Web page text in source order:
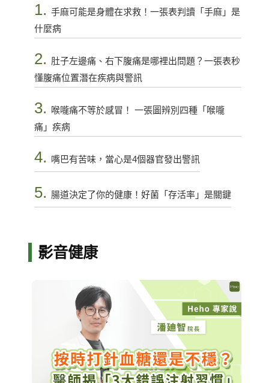
1. 手麻可能是身體在求救！一張表判讀「手麻」是
什麼病
2. 肚子左邊痛、右下腹痛是哪裡出問題？一張表秒
懂腹痛位置潛在疾病與警訊
3.
喉嚨痛不等於感冒！ 一張圖辨別四種「喉嚨
痛」疾病
4. 嘴巴有苦味，當心是4個器官發出警訊
5. 腸道決定了你的健康！好菌「存活率」是關鍵
影音健康